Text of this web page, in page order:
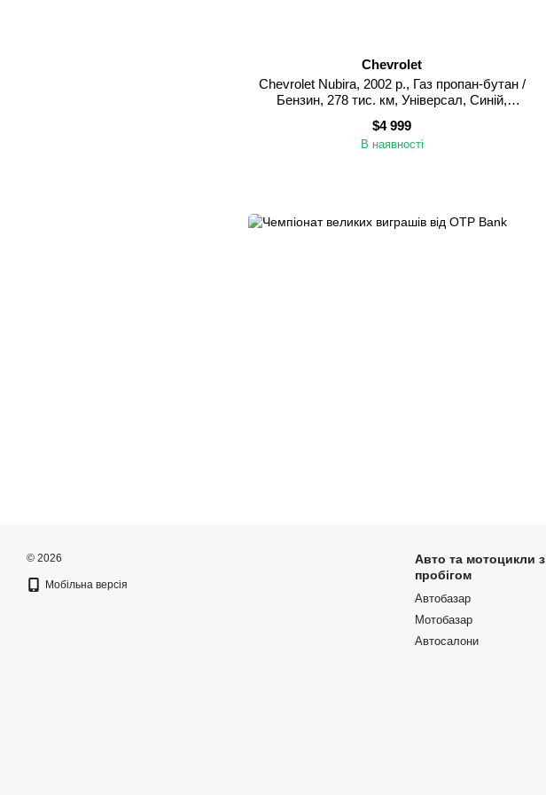
Chevrolet
Chevrolet Nubira, 2002 р., Газ пропан-бутан /
Бензин, 278 тис. км, Універсал, Синій,
$4 999
В наявності
© 2026
Мобільна версія
Авто та мотоцикли з
пробігом
Автобазар
Мотобазар
Автосалони